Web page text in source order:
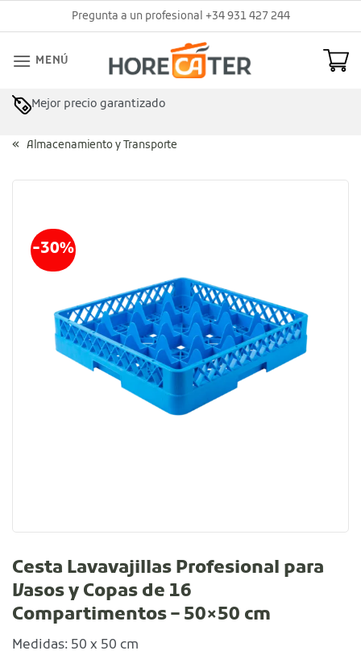
al
Pregunta a un profesional +34 931 427 244
MENÚ
Mejor precio garantizado
Almacenamiento y Transporte
-30%
Cesta Lavavajillas Profesional para
Vasos y Copas de 16
Compartimentos – 50×50 cm
Medidas: 50 x 50 cm